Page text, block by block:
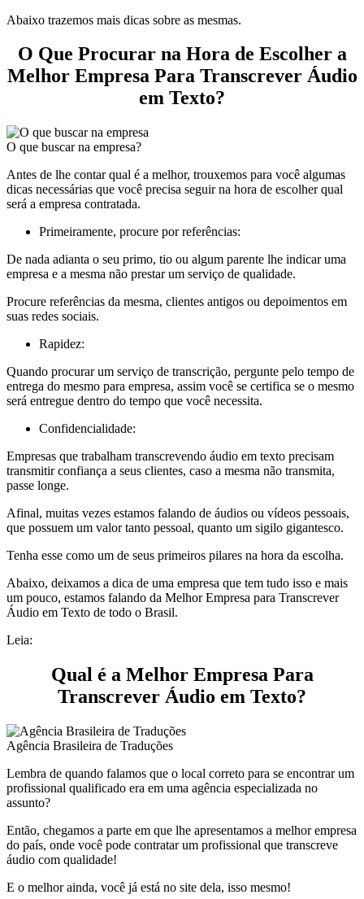
Abaixo trazemos mais dicas sobre as mesmas.
O Que Procurar na Hora de Escolher a
Melhor Empresa Para Transcrever Áudio
em Texto?
O que buscar na empresa?
Antes de lhe contar qual é a melhor, trouxemos para você algumas
dicas necessárias que você precisa seguir na hora de escolher qual
será a empresa contratada.
Primeiramente, procure por referências:
De nada adianta o seu primo, tio ou algum parente lhe indicar uma
empresa e a mesma não prestar um serviço de qualidade.
Procure referências da mesma, clientes antigos ou depoimentos em
suas redes sociais.
Rapidez:
Quando procurar um serviço de transcrição, pergunte pelo tempo de
entrega do mesmo para empresa, assim você se certifica se o mesmo
será entregue dentro do tempo que você necessita.
Confidencialidade:
Empresas que trabalham transcrevendo áudio em texto precisam
transmitir confiança a seus clientes, caso a mesma não transmita,
passe longe.
Afinal, muitas vezes estamos falando de áudios ou vídeos pessoais,
que possuem um valor tanto pessoal, quanto um sigilo gigantesco.
Tenha esse como um de seus primeiros pilares na hora da escolha.
Abaixo, deixamos a dica de uma empresa que tem tudo isso e mais
um pouco, estamos falando da Melhor Empresa para Transcrever
Áudio em Texto de todo o Brasil.
Leia:
Qual é a Melhor Empresa Para
Transcrever Áudio em Texto?
Agência Brasileira de Traduções
Lembra de quando falamos que o local correto para se encontrar um
profissional qualificado era em uma agência especializada no
assunto?
Então, chegamos a parte em que lhe apresentamos a melhor empresa
do país, onde você pode contratar um profissional que transcreve
áudio com qualidade!
E o melhor ainda, você já está no site dela, isso mesmo!